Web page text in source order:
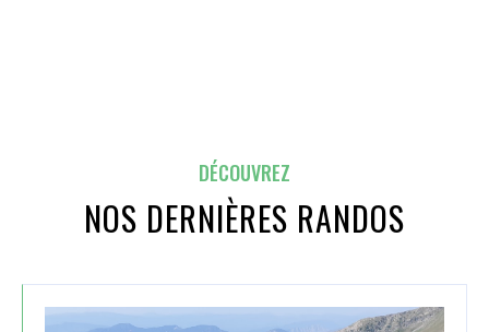
DÉCOUVREZ
NOS DERNIÈRES RANDOS